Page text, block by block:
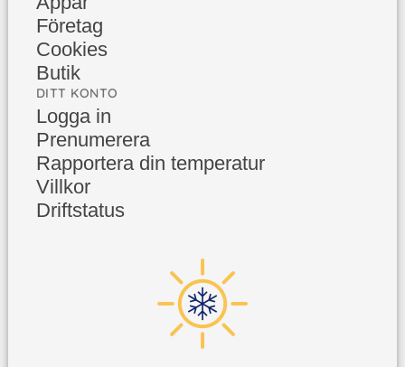
Företag
Cookies
Butik
DITT KONTO
Logga in
Prenumerera
Rapportera din temperatur
Villkor
Driftstatus